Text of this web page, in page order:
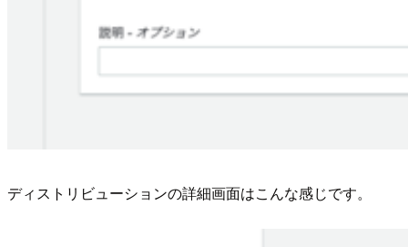
ディストリビューションの詳細画面はこんな感じです。